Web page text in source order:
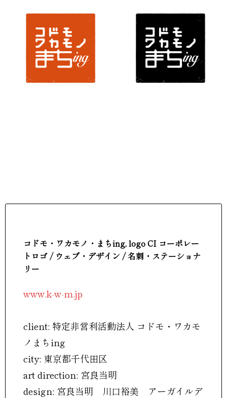
コドモ・ワカモノ・まちing, logo CI コーポレー
トロゴ / ウェブ・デザイン / 名刺・ステーショナ
リー
www.k-w-m.jp
client: 特定非営利活動法人 コドモ・ワカモ
ノまちing
city: 東京都千代田区
art direction: 宮良当明
design: 宮良当明 川口裕美 アーガイルデ